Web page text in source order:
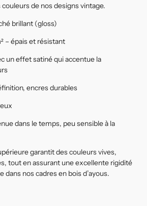
de nos designs vintage.
brillant (gloss)
– épais et résistant
un effet satiné qui accentue la
encres durables
dans le temps, peu sensible à la
garantit des couleurs vives,
tout en assurant une excellente rigidité
dans nos cadres en bois d’ayous.